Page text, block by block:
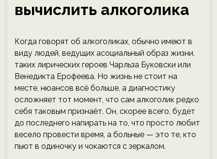
вычислить алкоголика
Когда говорят об алкоголиках, обычно имеют в
виду людей, ведущих асоциальный образ жизни,
таких лирических героев Чарльза Буковски или
Венедикта Ерофеева. Но жизнь не стоит на
месте, нюансов всё больше, а диагностику
осложняет тот момент, что сам алкоголик редко
себя таковым признаёт. Он, скорее всего, будет
до последнего напирать на то, что просто любит
весело провести время, а больные — это те, кто
пьют в одиночку и чокаются с зеркалом.